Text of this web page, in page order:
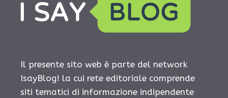
Il presente sito web è parte del network
IsayBlog! la cui rete editoriale comprende
siti tematici di informazione indipendente